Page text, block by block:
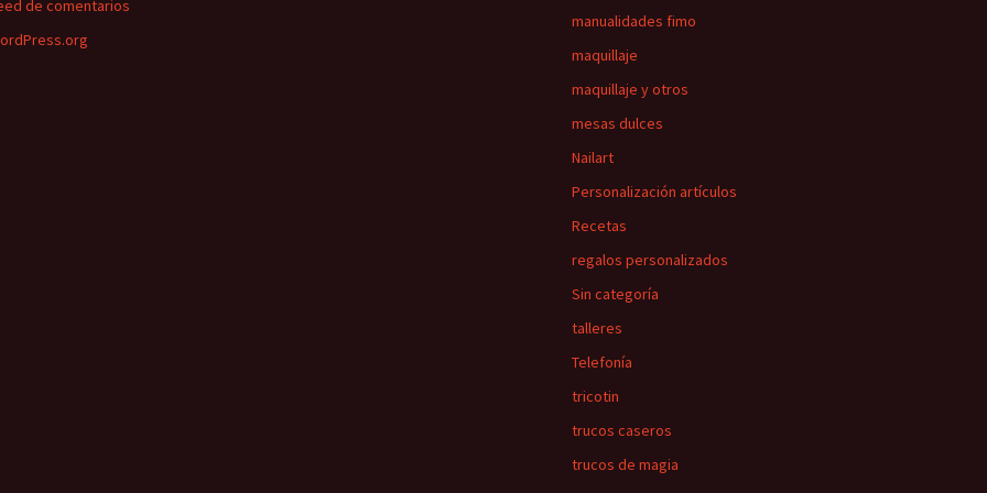
manualidades fimo
maquillaje
maquillaje y otros
mesas dulces
Nailart
Personalización artículos
Recetas
regalos personalizados
Sin categoría
talleres
Telefonía
tricotin
trucos caseros
trucos de magia
de comentarios